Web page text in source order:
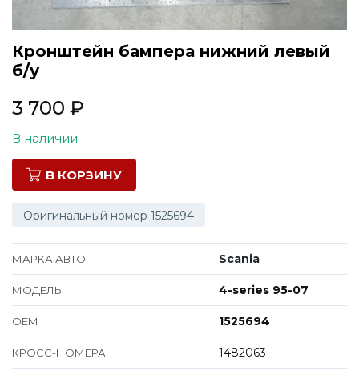
Кронштейн бампера нижний левый
б/у
3 700 ₽
В наличии
В КОРЗИНУ
Оригинальный номер 1525694
МАРКА АВТО Scania
МОДЕЛЬ 4-series 95-07
ОЕМ 1525694
КРОСС-НОМЕРА 1482063